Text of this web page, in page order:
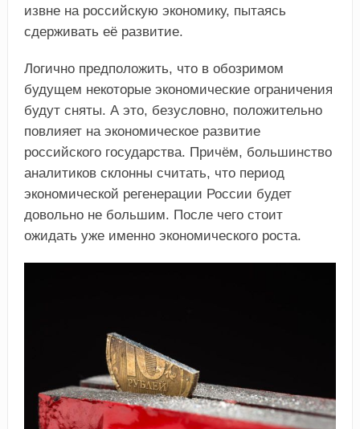
извне на российскую экономику, пытаясь
сдерживать её развитие.
Логично предположить, что в обозримом
будущем некоторые экономические ограничения
будут сняты. А это, безусловно, положительно
повлияет на экономическое развитие
российского государства. Причём, большинство
аналитиков склонны считать, что период
экономической регенерации России будет
довольно не большим. После чего стоит
ожидать уже именно экономического роста.